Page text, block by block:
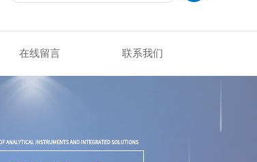
在线留言 联系我们